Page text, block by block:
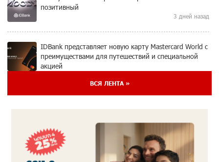
позитивный
3 дней назад
IDBank представляет новую карту Mastercard World с
преимуществами для путешествий и специальной
акцией
солнечной энергии
4 дней назад
ВСЯ ЛЕНТА »